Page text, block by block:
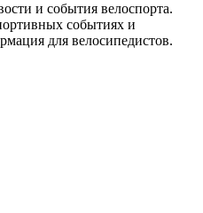
и события велоспорта.
событиях и
для велосипедистов.